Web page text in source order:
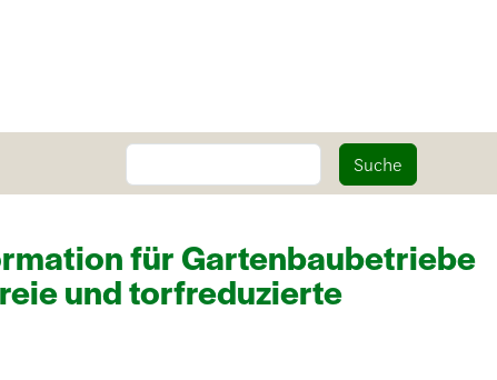
Suche Suche
für Gartenbaubetriebe
und torfreduzierte